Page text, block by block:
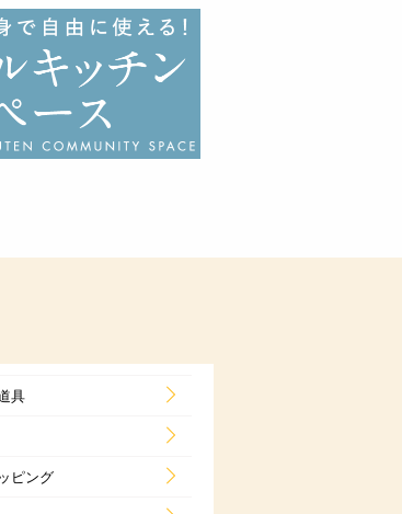
具
ピング